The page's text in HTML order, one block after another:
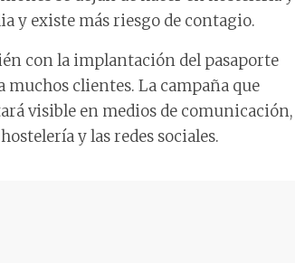
y existe más riesgo de contagio.
con la implantación del pasaporte
muchos clientes. La campaña que
visible en medios de comunicación,
y las redes sociales.